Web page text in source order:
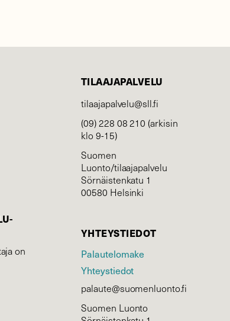
on
TILAAJAPALVELU
tilaajapalvelu@sll.fi
(09) 228 08 210 (arkisin
klo 9-15)
Suomen
Luonto/tilaajapalvelu
Sörnäistenkatu 1
00580 Helsinki
YHTEYSTIEDOT
Palautelomake
Yhteystiedot
palaute@suomenluonto.fi
Suomen Luonto